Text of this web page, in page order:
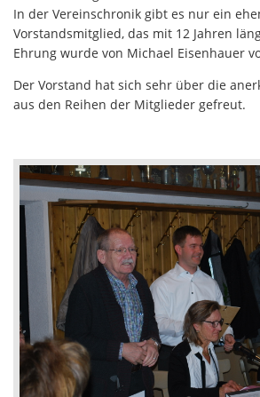
In der Vereinschronik gibt es nur ein
Vorstandsmitglied, das mit 12 Jahren
Ehrung wurde von Michael Eisenhauer
Der Vorstand hat sich sehr über die
aus den Reihen der Mitglieder gefreut.